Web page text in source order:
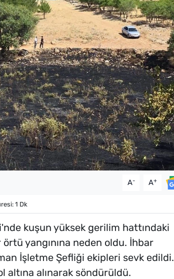
A- A+
1 Dk
kuşun yüksek gerilim hattındaki
örtü yangınına neden oldu. İhbar
İşletme Şefliği ekipleri sevk edildi.
altına alınarak söndürüldü.